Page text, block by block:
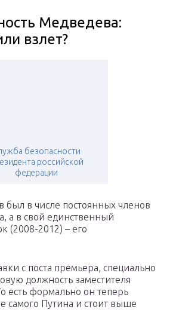
Медведева:
взлет?
безопасности
российской
федерации
в числе постоянных членов
а в свой единственный
(2008-2012) – его
с поста премьера, специально
должность заместителя
есть формально он теперь
самого Путина и стоит выше